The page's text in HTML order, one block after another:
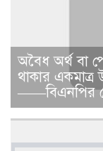
​​অবৈধ অর্থ বা
থাকার
——বিএনপির